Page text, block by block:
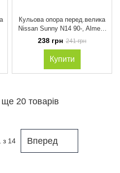
Кульова опора перед.велика
Nissan Sunny N14 90-, Almera
N15 9
238 грн 241 грн
Купити
20 товарів
з 14 Вперед